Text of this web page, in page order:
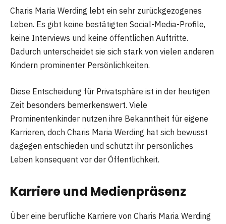
Charis Maria Werding lebt ein sehr zurückgezogenes
Leben. Es gibt keine bestätigten Social-Media-Profile,
keine Interviews und keine öffentlichen Auftritte.
Dadurch unterscheidet sie sich stark von vielen anderen
Kindern prominenter Persönlichkeiten.
Diese Entscheidung für Privatsphäre ist in der heutigen
Zeit besonders bemerkenswert. Viele
Prominentenkinder nutzen ihre Bekanntheit für eigene
Karrieren, doch Charis Maria Werding hat sich bewusst
dagegen entschieden und schützt ihr persönliches
Leben konsequent vor der Öffentlichkeit.
Karriere und Medienpräsenz
Über eine berufliche Karriere von Charis Maria Werding